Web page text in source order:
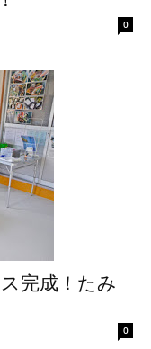
0
完成！たみ
0